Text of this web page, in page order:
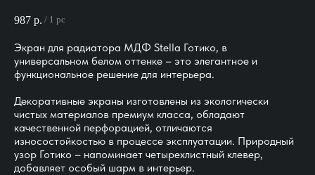
987 р. / 1 pc
Экран для радиатора МДФ Stella Готико, в
универсальном белом оттенке – это элегантное и
функциональное решение для интерьера.
Декоративные экраны изготовлены из экологически
чистых материалов премиум класса, обладают
качественной перфорацией, отличаются
износостойкостью в процессе эксплуатации. Природный
узор Готико – напоминает четырехлистный клевер,
добавляет особый шарм в интерьер.